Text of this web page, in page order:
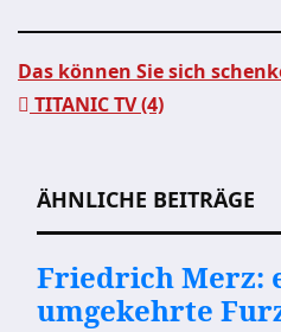
Das können Sie sich
TITANIC TV (4)
ÄHNLICHE BEITRÄGE
Friedrich Merz:
umgekehrte